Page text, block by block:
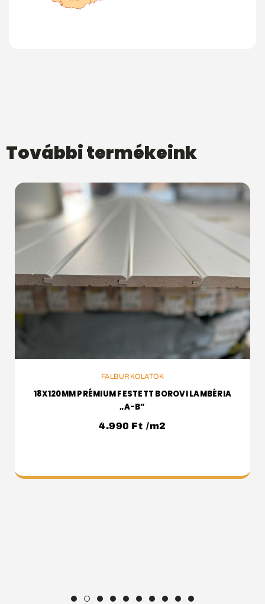
További termékeink
KOSÁRBA
FALBURKOLATOK
18X120MM PRÉMIUM FESTETT BOROVI LAMBÉRIA
„A-B”
4.990 Ft /m2